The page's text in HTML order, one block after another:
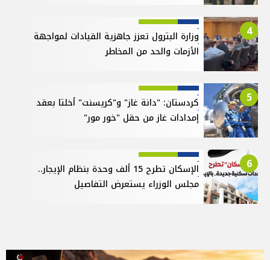
4
وزارة البترول تعزز جاهزية القيادات لمواجهة
الأزمات والحد من المخاطر
5
كردستان: "دانة غاز" و"كريسنت" أخلتا بعقد
إمدادات غاز من حقل "خور مور"
6
الإسكان تطرح 15 ألف وحدة بنظام الإيجار..
مجلس الوزراء يستعرض التفاصيل